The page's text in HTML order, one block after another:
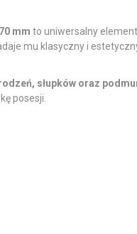
mm to uniwersalny
mu klasyczny i
słupków oraz
posesji.